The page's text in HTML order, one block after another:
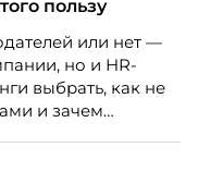
пользу
или нет —
но и HR-
выбрать, как не
и зачем